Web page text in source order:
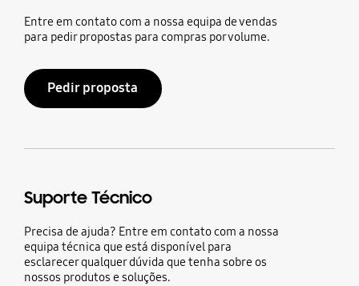
Entre em contato com a nossa equipa de vendas
para pedir propostas para compras por volume.
Pedir proposta
Suporte Técnico
Precisa de ajuda? Entre em contato com a nossa
equipa técnica que está disponível para
esclarecer qualquer dúvida que tenha sobre os
nossos produtos e soluções.